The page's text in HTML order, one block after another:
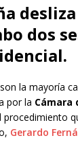
dos
la mayoría
por la Cámara
Gerardo